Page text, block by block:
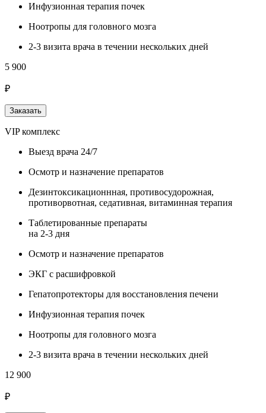
Инфузионная терапия почек
Ноотропы для головного мозга
2-3 визита врача в течении нескольких дней
5 900
₽
Заказать
VIP комплекс
Выезд врача 24/7
Осмотр и назначение препаратов
Дезинтоксикационнная, противосудорожная,
противорвотная, седативная, витаминная терапия
Таблетированные препараты
на 2-3 дня
Осмотр и назначение препаратов
ЭКГ с расшифровкой
Гепатопротекторы для восстановления печени
Инфузионная терапия почек
Ноотропы для головного мозга
2-3 визита врача в течении нескольких дней
12 900
₽